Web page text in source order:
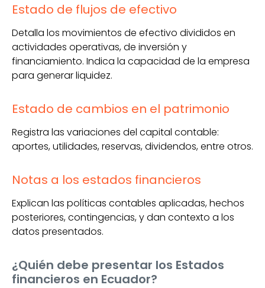
Estado de flujos de efectivo
Detalla los movimientos de efectivo divididos en
actividades operativas, de inversión y
financiamiento. Indica la capacidad de la empresa
para generar liquidez.
Estado de cambios en el patrimonio
Registra las variaciones del capital contable:
aportes, utilidades, reservas, dividendos, entre otros.
Notas a los estados financieros
Explican las políticas contables aplicadas, hechos
posteriores, contingencias, y dan contexto a los
datos presentados.
¿Quién debe presentar los Estados
financieros en Ecuador?